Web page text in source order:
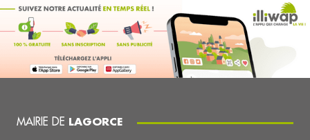
MAIRIE DE LAGORCE